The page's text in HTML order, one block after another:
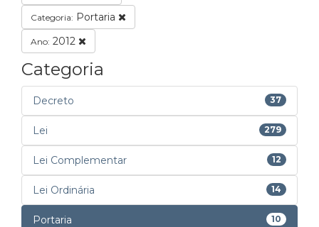
Categoria: Portaria
Ano: 2012
Categoria
Decreto 37
Lei 279
Lei Complementar 12
Lei Ordinária 14
Portaria 10